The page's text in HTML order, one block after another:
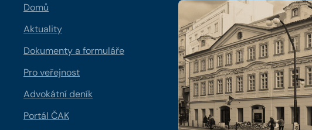
Domů
Aktuality
Dokumenty a formuláře
Pro veřejnost
Advokátní deník
Portál ČAK